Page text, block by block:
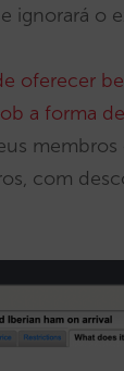
ignorará o
oferecer
a forma
com